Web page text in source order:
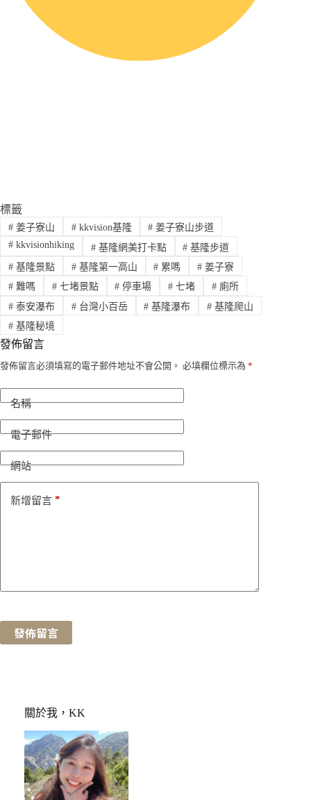
標籤
#姜子寮山 #kkvision基隆 # 姜子寮山步道
#kkvisionhiking #基隆網美打卡點 # 基隆步道
#基隆景點 #基隆第一高山 # 累嗎 # 姜子寮
#難嗎 #七堵景點 # 停車場 # 七堵 # 廁所
#泰安瀑布 #台灣小百岳 # 基隆瀑布 # 基隆爬山
#基隆秘境
發佈留言
發佈留言必須填寫的電子郵件地址不會公開。 必填欄位標示為 *
名稱
電子郵件
網站
新增留言 *
發佈留言
關於我，KK